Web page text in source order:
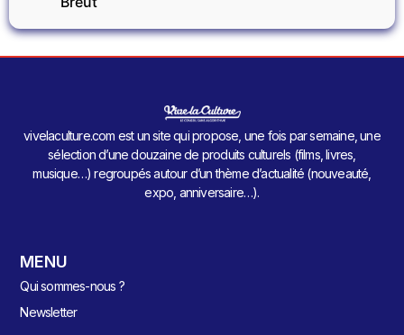
vivelaculture.com est un site qui propose, une fois par semaine, une
sélection d’une douzaine de produits culturels (films, livres,
musique…) regroupés autour d’un thème d’actualité (nouveauté,
expo, anniversaire…).
MENU
Qui sommes-nous ?
Newsletter